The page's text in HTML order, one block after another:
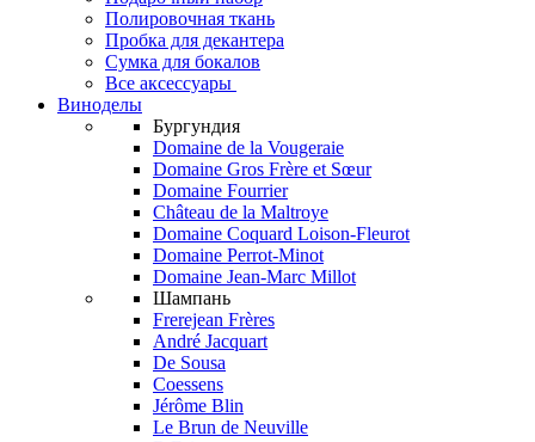
Полировочная ткань
Пробка для декантера
Сумка для бокалов
Все аксессуары
Виноделы
Бургундия
Domaine de la Vougeraie
Domaine Gros Frère et Sœur
Domaine Fourrier
Château de la Maltroye
Domaine Coquard Loison-Fleurot
Domaine Perrot-Minot
Domaine Jean-Marc Millot
Шампань
Frerejean Frères
André Jacquart
De Sousa
Coessens
Jérôme Blin
Le Brun de Neuville